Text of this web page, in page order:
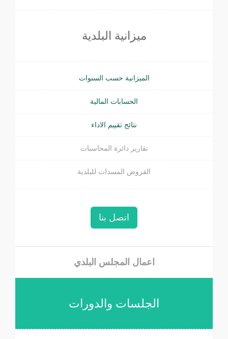
ميزانية البلدية
الميزانية حسب السنوات
الحسابات المالية
نتائج تقييم الاداء
تقارير دائرة المحاسبات
القروض المسدات للبلدية
اتصل بنا
اعمال المجلس البلدي
الجلسات والدورات